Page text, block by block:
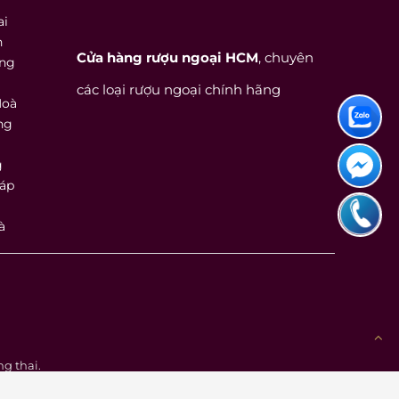
Cửa hàng rượu ngoại HCM, chuyên
các loại rượu ngoại chính hãng
thai.